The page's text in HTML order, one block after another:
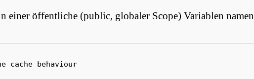
öffentliche (public, globaler Scope) Variablen
cache behaviour